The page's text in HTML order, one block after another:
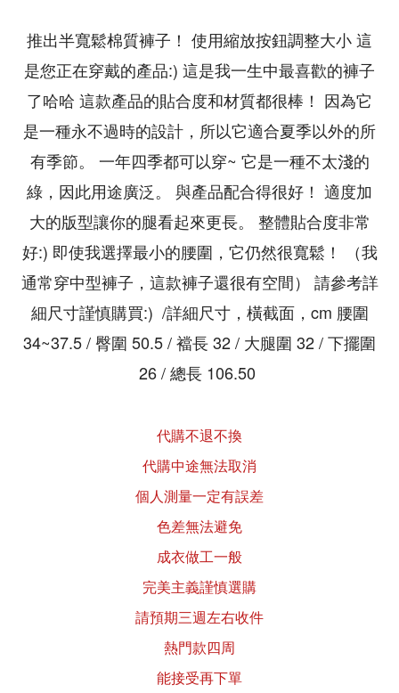
推出半寬鬆棉質褲子！ 使用縮放按鈕調整大小 這
是您正在穿戴的產品:) 這是我一生中最喜歡的褲子
了哈哈 這款產品的貼合度和材質都很棒！ 因為它
是一種永不過時的設計，所以它適合夏季以外的所
有季節。 一年四季都可以穿~ 它是一種不太淺的
綠，因此用途廣泛。 與產品配合得很好！ 適度加
大的版型讓你的腿看起來更長。 整體貼合度非常
好:) 即使我選擇最小的腰圍，它仍然很寬鬆！ （我
通常穿中型褲子，這款褲子還很有空間） 請參考詳
細尺寸謹慎購買:) /詳細尺寸，橫截面，cm 腰圍
34~37.5 / 臀圍 50.5 / 襠長 32 / 大腿圍 32 / 下擺圍
26 / 總長 106.50
代購不退不換
代購中途無法取消
個人測量一定有誤差
色差無法避免
成衣做工一般
完美主義謹慎選購
請預期三週左右收件
熱門款四周
能接受再下單